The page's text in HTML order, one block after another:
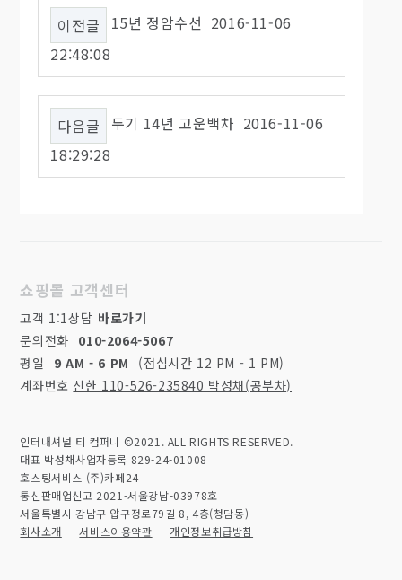
이전글
15년 정암수선 2016-11-06
22:48:08
다음글
두기 14년 고운백차 2016-11-06
18:29:28
쇼핑몰 고객센터
고객 1:1상담 바로가기
문의전화 010-2064-5067
평일
9 AM - 6 PM
(점심시간 12 PM - 1 PM)
계좌번호 신한 110-526-235840 박성채(공부차)
인터내셔널 티 컴퍼니 ©2021. ALL RIGHTS RESERVED.
대표 박성채사업자등록 829-24-01008
호스팅서비스 (주)카페24
통신판매업신고 2021-서울강남-03978호
서울특별시 강남구 압구정로79길 8, 4층(청담동)
회사소개
서비스이용약관 개인정보취급방침